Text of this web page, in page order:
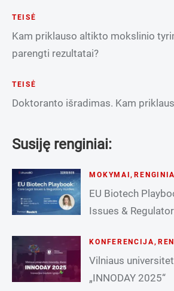
TEISĖ
Kam priklauso altikto mokslinio
parengti rezultatai?
TEISĖ
Doktoranto išradimas. Kam
Susiję renginiai:
MOKYMAI ,
EU Biotech
Issues &
KONFERENCIJA ,
Vilniaus
„INNODAY 2025“